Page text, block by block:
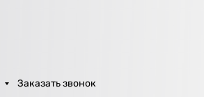
Заказать звонок